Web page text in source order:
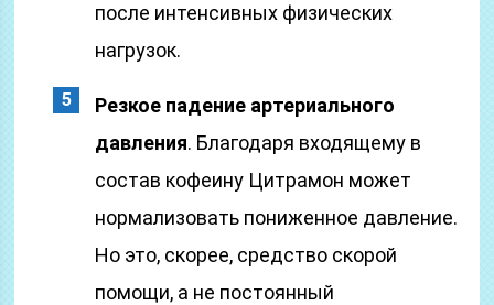
после интенсивных физических
нагрузок.
Резкое падение артериального
давления. Благодаря входящему в
состав кофеину Цитрамон может
нормализовать пониженное давление.
Но это, скорее, средство скорой
помощи, а не постоянный